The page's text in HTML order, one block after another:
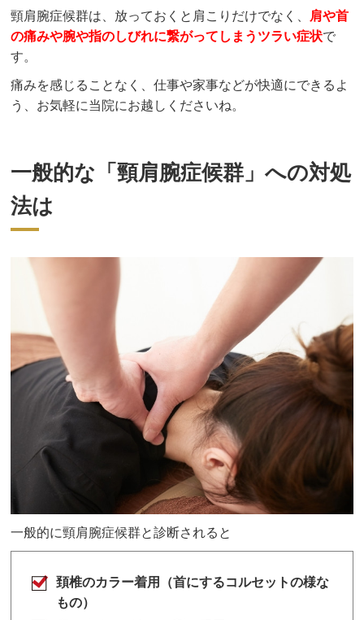
頸肩腕症候群は、放っておくと肩こりだけでなく、 肩や首
の痛みや腕や指のしびれに繋がってしまうツラい症状で
す。
痛みを感じることなく、仕事や家事などが快適にできるよ
う、お気軽に当院にお越しくださいね。
一般的な「頸肩腕症候群」への対処
法は
一般的に頸肩腕症候群と診断されると
頚椎のカラー着用（首にするコルセットの様な
もの）